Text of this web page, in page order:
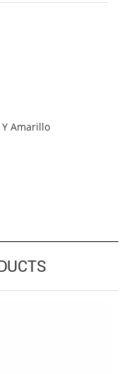
Y Amarillo